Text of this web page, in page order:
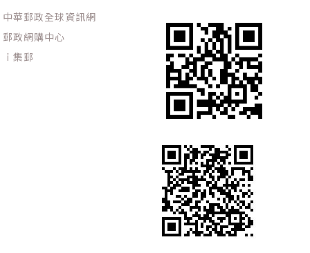
中華郵政全球資訊網
郵政網購中心
ｉ集郵